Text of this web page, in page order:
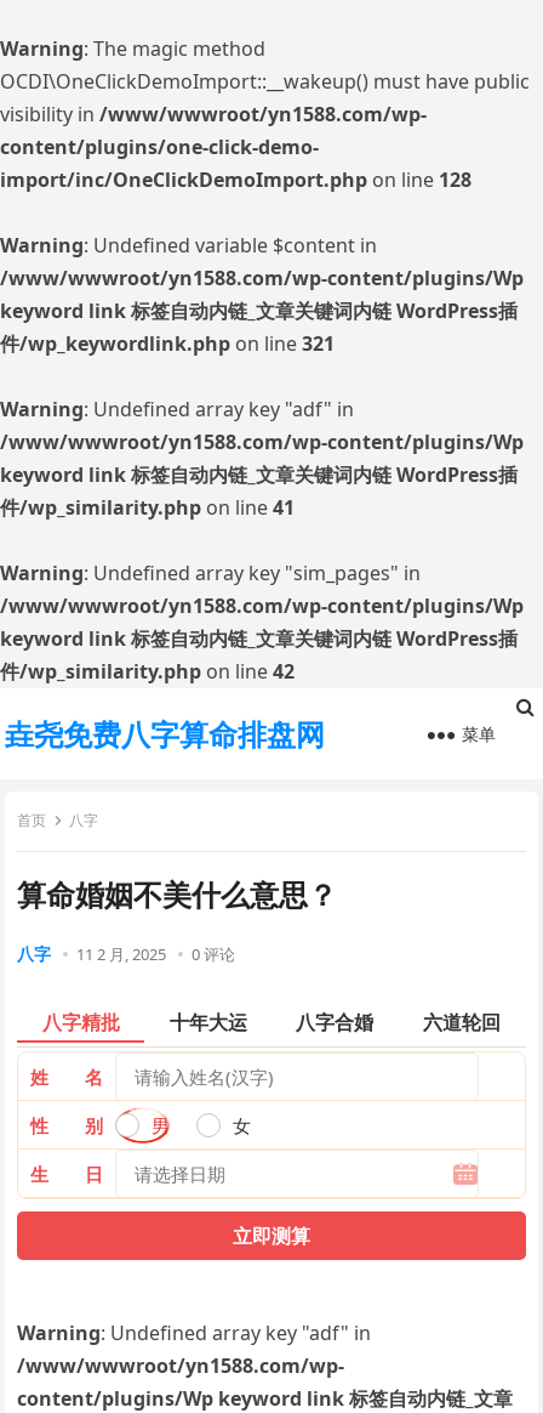
Warning: The magic method
OCDI\OneClickDemoImport::__wakeup() must have public
visibility in /www/wwwroot/yn1588.com/wp-
content/plugins/one-click-demo-
import/inc/OneClickDemoImport.php on line 128
Warning: Undefined variable $content in
/www/wwwroot/yn1588.com/wp-content/plugins/Wp
keyword link 标签自动内链_文章关键词内链 WordPress插
件/wp_keywordlink.php on line321
Warning: Undefined array key "adf" in
/www/wwwroot/yn1588.com/wp-content/plugins/Wp
keyword link 标签自动内链_文章关键词内链 WordPress插
件/wp_similarity.php on line41
Warning: Undefined array key "sim_pages" in
/www/wwwroot/yn1588.com/wp-content/plugins/Wp
keyword link 标签自动内链_文章关键词内链 WordPress插
件/wp_similarity.php on line42
垚尧免费八字算命排盘网 菜单
首页 八字
算命婚姻不美什么意思？
八字 11 2 月, 2025 0 评论
八字精批 十年大运 八字合婚 六道轮回
姓 名
性 别
男
女
生 日
Warning: Undefined array key "adf" in
/www/wwwroot/yn1588.com/wp-
content/plugins/Wp keyword link 标签自动内链_文章